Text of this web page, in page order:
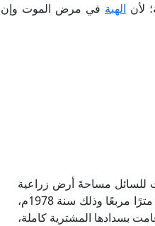
لأن الهبة في مرض الموت وإن
للسائل مساحةَ أرض زراعية
مقدارها عشرون فدانًا، ومساحة أخرى للبناء ومقدارها سبعمائة وثمانية وعشرون مترًا مربعًا وذلك سنة 1978م،
ألف جنيه قامت بسدادها المشترية كاملة،